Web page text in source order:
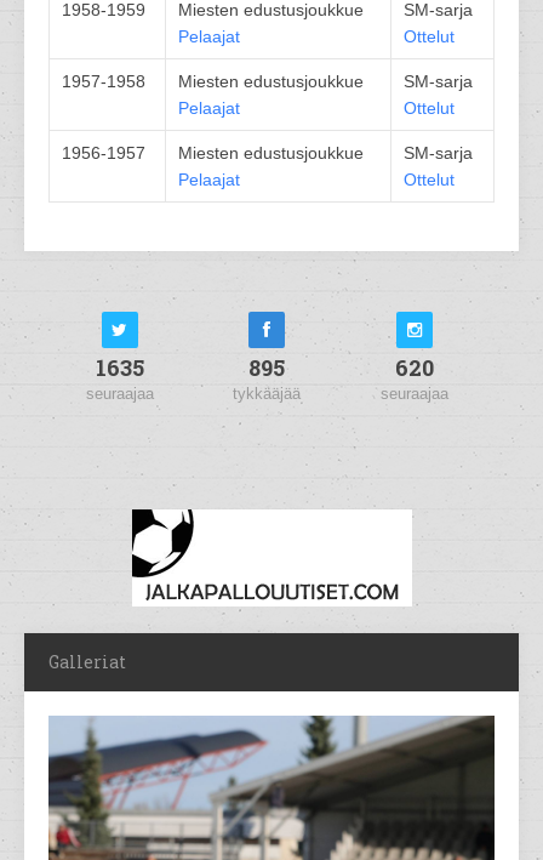
1958-1959
Miesten edustusjoukkue
Pelaajat
SM-sarja
Ottelut
1957-1958
Miesten edustusjoukkue
Pelaajat
SM-sarja
Ottelut
1956-1957
Miesten edustusjoukkue
Pelaajat
SM-sarja
Ottelut
1635
seuraajaa
895
tykkääjää
620
seuraajaa
Galleriat